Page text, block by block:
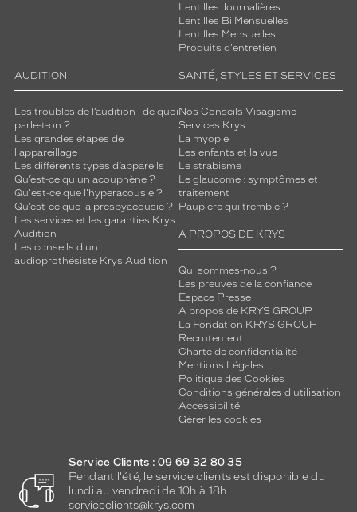
Lentilles Journalières
Lentilles Bi Mensuelles
Lentilles Mensuelles
Produits d'entretien
AUDITION
Les troubles de l’audition : de quoi
parle-t-on ?
Les grandes étapes de
l'appareillage
Les différents types d’appareils
Qu’est-ce qu'un acouphène ?
Qu'est-ce que l'hyperacousie ?
Qu’est-ce que la presbyacousie ?
Les services et les garanties Krys
Audition
Les conseils d'un
audioprothésiste Krys Audition
SANTÉ, STYLES ET SERVICES
Nos Conseils Visagisme
Services Krys
La myopie
Les enfants et la vue
Le strabisme
Le glaucome : symptômes et
traitement
Paupière qui tremble ?
A PROPOS DE KRYS
Qui sommes-nous ?
Les preuves de la confiance
Espace Presse
A propos de KRYS GROUP
La Fondation KRYS GROUP
Recrutement
Charte de confidentialité
Mentions Légales
Politique des Cookies
Conditions générales d'utilisation
Accessibilité
Gérer les cookies
Service Clients : 09 69 32 80 35
Pendant l'été, le service clients est disponible du
lundi au vendredi de 10h à 18h.
serviceclients@krys.com